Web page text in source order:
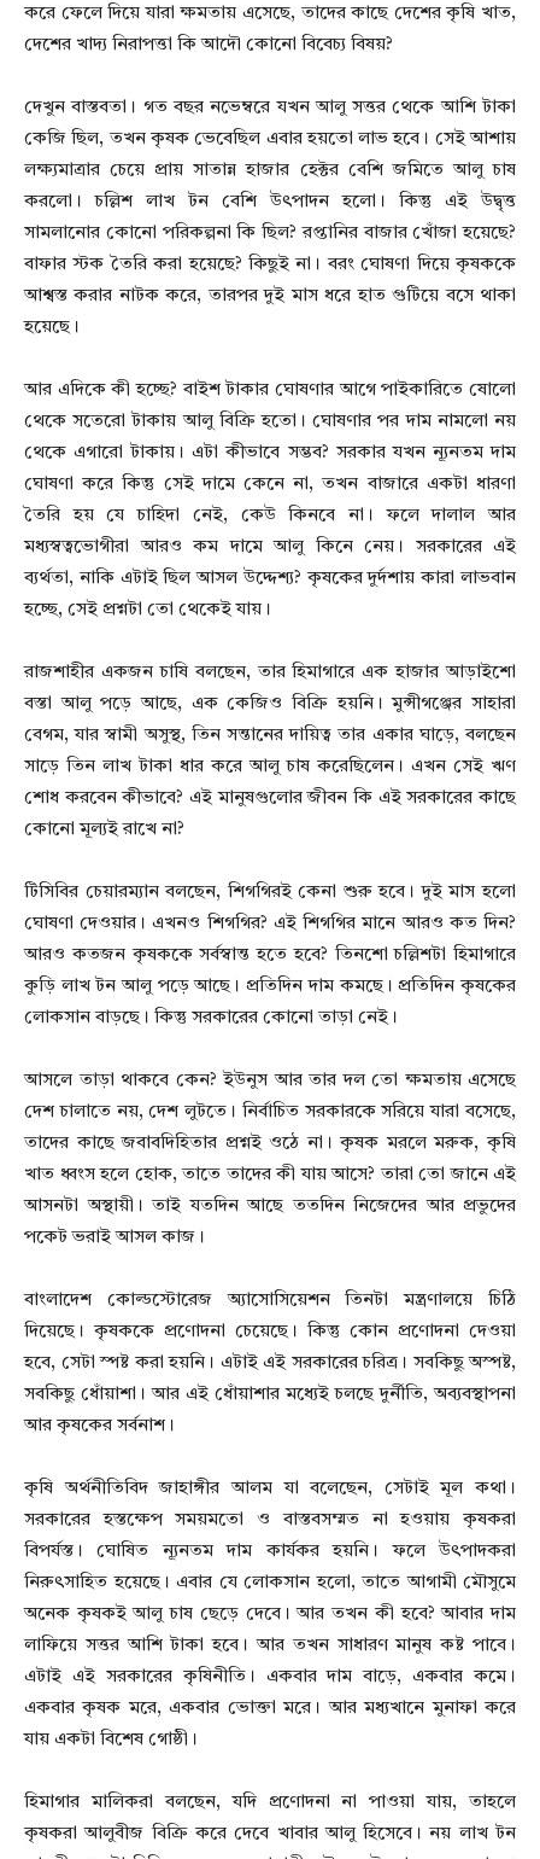
করে ফেলে দিয়ে যারা ক্ষমতায় এসেছে, তাদের কাছে দেশের কৃষি খাত,
দেশের খাদ্য নিরাপত্তা কি আদৌ কোনো বিবেচ্য বিষয়?
দেখুন বাস্তবতা। গত বছর নভেম্বরে যখন আলু সত্তর থেকে আশি টাকা
কেজি ছিল, তখন কৃষক ভেবেছিল এবার হয়তো লাভ হবে। সেই আশায়
লক্ষ্যমাত্রার চেয়ে প্রায় সাতান্ন হাজার হেক্টর বেশি জমিতে আলু চাষ
করলো। চল্লিশ লাখ টন বেশি উৎপাদন হলো। কিন্তু এই উদ্বৃত্ত
সামলানোর কোনো পরিকল্পনা কি ছিল? রপ্তানির বাজার খোঁজা হয়েছে?
বাফার স্টক তৈরি করা হয়েছে? কিছুই না। বরং ঘোষণা দিয়ে কৃষককে
আশ্বস্ত করার নাটক করে, তারপর দুই মাস ধরে হাত গুটিয়ে বসে থাকা
হয়েছে।
আর এদিকে কী হচ্ছে? বাইশ টাকার ঘোষণার আগে পাইকারিতে ষোলো
থেকে সতেরো টাকায় আলু বিক্রি হতো। ঘোষণার পর দাম নামলো নয়
থেকে এগারো টাকায়। এটা কীভাবে সম্ভব? সরকার যখন ন্যূনতম দাম
ঘোষণা করে কিন্তু সেই দামে কেনে না, তখন বাজারে একটা ধারণা
তৈরি হয় যে চাহিদা নেই, কেউ কিনবে না। ফলে দালাল আর
মধ্যস্বত্বভোগীরা আরও কম দামে আলু কিনে নেয়। সরকারের এই
ব্যর্থতা, নাকি এটাই ছিল আসল উদ্দেশ্য? কৃষকের দুর্দশায় কারা লাভবান
হচ্ছে, সেই প্রশ্নটা তো থেকেই যায়।
রাজশাহীর একজন চাষি বলছেন, তার হিমাগারে এক হাজার আড়াইশো
বস্তা আলু পড়ে আছে, এক কেজিও বিক্রি হয়নি। মুন্সীগঞ্জের সাহারা
বেগম, যার স্বামী অসুস্থ, তিন সন্তানের দায়িত্ব তার একার ঘাড়ে, বলছেন
সাড়ে তিন লাখ টাকা ধার করে আলু চাষ করেছিলেন। এখন সেই ঋণ
শোধ করবেন কীভাবে? এই মানুষগুলোর জীবন কি এই সরকারের কাছে
কোনো মূল্যই রাখে না?
টিসিবির চেয়ারম্যান বলছেন, শিগগিরই কেনা শুরু হবে। দুই মাস হলো
ঘোষণা দেওয়ার। এখনও শিগগির? এই শিগগির মানে আরও কত দিন?
আরও কতজন কৃষককে সর্বস্বান্ত হতে হবে? তিনশো চল্লিশটা হিমাগারে
কুড়ি লাখ টন আলু পড়ে আছে। প্রতিদিন দাম কমছে। প্রতিদিন কৃষকের
লোকসান বাড়ছে। কিন্তু সরকারের কোনো তাড়া নেই।
আসলে তাড়া থাকবে কেন? ইউনুস আর তার দল তো ক্ষমতায় এসেছে
দেশ চালাতে নয়, দেশ লুটতে। নির্বাচিত সরকারকে সরিয়ে যারা বসেছে,
তাদের কাছে জবাবদিহিতার প্রশ্নই ওঠে না। কৃষক মরলে মরুক, কৃষি
খাত ধ্বংস হলে হোক, তাতে তাদের কী যায় আসে? তারা তো জানে এই
আসনটা অস্থায়ী। তাই যতদিন আছে ততদিন নিজেদের আর প্রভুদের
পকেট ভরাই আসল কাজ।
বাংলাদেশ কোল্ডস্টোরেজ অ্যাসোসিয়েশন তিনটা মন্ত্রণালয়ে চিঠি
দিয়েছে। কৃষককে প্রণোদনা চেয়েছে। কিন্তু কোন প্রণোদনা দেওয়া
হবে, সেটা স্পষ্ট করা হয়নি। এটাই এই সরকারের চরিত্র। সবকিছু অস্পষ্ট,
সবকিছু ধোঁয়াশা। আর এই ধোঁয়াশার মধ্যেই চলছে দুর্নীতি, অব্যবস্থাপনা
আর কৃষকের সর্বনাশ।
কৃষি অর্থনীতিবিদ জাহাঙ্গীর আলম যা বলেছেন, সেটাই মূল কথা।
সরকারের হস্তক্ষেপ সময়মতো ও বাস্তবসম্মত না হওয়ায় কৃষকরা
বিপর্যস্ত। ঘোষিত ন্যূনতম দাম কার্যকর হয়নি। ফলে উৎপাদকরা
নিরুৎসাহিত হয়েছে। এবার যে লোকসান হলো, তাতে আগামী মৌসুমে
অনেক কৃষকই আলু চাষ ছেড়ে দেবে। আর তখন কী হবে? আবার দাম
লাফিয়ে সত্তর আশি টাকা হবে। আর তখন সাধারণ মানুষ কষ্ট পাবে।
এটাই এই সরকারের কৃষিনীতি। একবার দাম বাড়ে, একবার কমে।
একবার কৃষক মরে, একবার ভোক্তা মরে। আর মধ্যখানে মুনাফা করে
যায় একটা বিশেষ গোষ্ঠী।
হিমাগার মালিকরা বলছেন, যদি প্রণোদনা না পাওয়া যায়, তাহলে
কৃষকরা আলুবীজ বিক্রি করে দেবে খাবার আলু হিসেবে। নয় লাখ টন